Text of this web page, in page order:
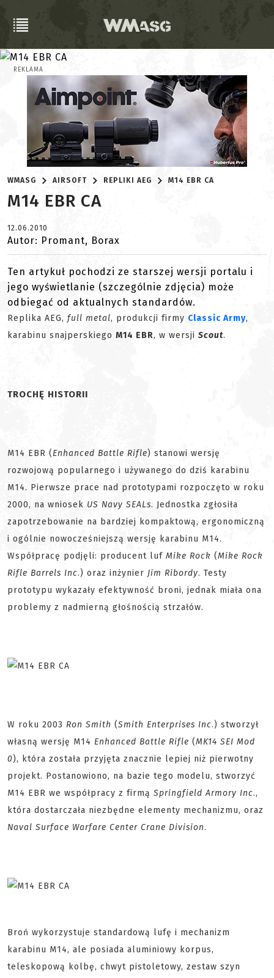
REKLAMA
WMASG AIRSOFT REPLIKI AEG M14 EBR CA
M14 EBR CA
12.06.2010
Autor: Promant, Borax
Ten artykuł pochodzi ze starszej wersji portalu i
jego wyświetlanie (szczególnie zdjęcia) może
odbiegać od aktualnych standardów.
Replika AEG, full metal, produkcji firmy Classic Army,
karabinu snajperskiego M14 EBR, w wersji Scout.
TROCHĘ HISTORII
M14 EBR (Enhanced Battle Rifle) stanowi wersję
rozwojową popularnego i używanego do dziś karabinu
M14. Pierwsze prace nad prototypami rozpoczęto w roku
2000, na wniosek US Navy SEALs. Jednostka zgłosiła
zapotrzebowanie na bardziej kompaktową, ergonomiczną
i ogólnie nowocześniejszą wersję karabinu M14.
Współpracę podjęli: producent luf Mike Rock (Mike Rock
Rifle Barrels Inc.) oraz inżynier Jim Ribordy. Testy
prototypu wykazały efektywność broni, jednak miała ona
problemy z nadmierną głośnością strzałów.
W roku 2003 Ron Smith (Smith Enterprises Inc.) stworzył
własną wersję M14 Enhanced Battle Rifle (MK14 SEI Mod
0), która została przyjęta znacznie lepiej niż pierwotny
projekt. Postanowiono, na bazie tego modelu, stworzyć
M14 EBR we współpracy z firmą Springfield Armory Inc.,
która dostarczała niezbędne elementy mechanizmu, oraz
Naval Surface Warfare Center Crane Division.
Broń wykorzystuje standardową lufę i mechanizm
karabinu M14, ale posiada aluminiowy korpus,
teleskopową kolbę, chwyt pistoletowy, zestaw szyn